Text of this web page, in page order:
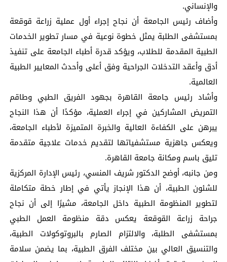
والإنساني.
وأضاف رئيس الجامعة أن نجاح إجراء أول عملية زراعة قوقعة
بمستشفى الطلبة يمثل خطوة نوعية في مسار تطوير الخدمات
الطبية المقدمة للطلاب، ويؤكد قدرة أطباء الجامعة على تنفيذ
أدق وأعقد التدخلات الجراحية وفق أعلى وأحدث المعايير الطبية
العالمية.
وأشاد رئيس جامعة القاهرة بجهود الفريق الطبي وطاقم
التمريض المشاركين في إجراء العملية، مؤكدًا أن هذا النجاح
يبرهن على الكفاءة العالية والخبرة المتميزة لأطباء الجامعة،
ويعكس جاهزية مستشفياتها لتقديم خدمات علاجية متقدمة
تليق باسم ومكانة جامعة القاهرة.
ومن جانبه، أوضح الدكتور شريف المنسي، رئيس الإدارة المركزية
للشئون الطبية، أن هذا الإنجاز يأتي في إطار خطة متكاملة
لتطوير المنظومة الطبية داخل الجامعة، مشيرًا إلى أن نجاح
جراحة زراعة القوقعة يعكس دقة منظومة العمل الطبي
بمستشفى الطلبة، والالتزام الصارم بالبروتوكولات الطبية،
والتنسيق العالي بين مختلف الفرق الطبية، بما يضمن سلامة